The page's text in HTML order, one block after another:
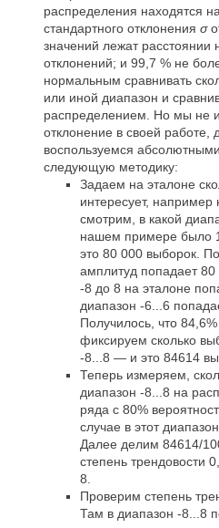
распределения находятся
стандартного отклонения σ
значений лежат расстоянии
отклонений; и 99,7 % не
нормальным сравнивать
или иной диапазон и
распределением. Но мы не
отклонение в своей
воспользуемся
следующую методику:
Задаем на эталоне
интересует, например
смотрим, в какой
нашем примере было
это 80 000 выборок.
амплитуд попадает
-8 до 8 на эталоне
диапазон -6...6
Получилось, что
фиксируем сколько
-8...8 — и это 84614
Теперь измеряем,
диапазон -8...8 на
ряда с 80%
случае в этот
Далее делим 84614/
степень трендовости
8.
Проверим степень
Там в диапазон -8...8